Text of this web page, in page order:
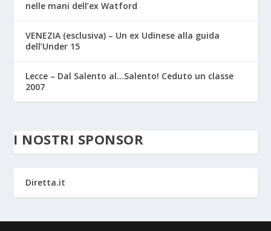
nelle mani dell’ex Watford
VENEZIA (esclusiva) – Un ex Udinese alla guida
dell’Under 15
Lecce – Dal Salento al…Salento! Ceduto un classe
2007
I NOSTRI SPONSOR
Diretta.it